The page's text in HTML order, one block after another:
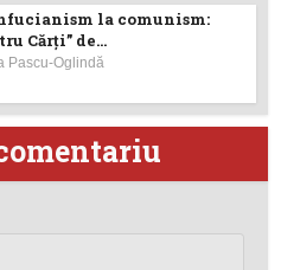
la comunism:
Cărți” de...
Pascu-Oglindă